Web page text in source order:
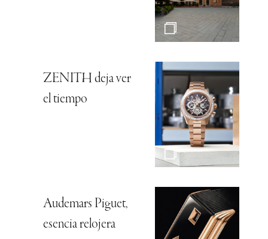
ZENITH deja ver
el tiempo
Audemars Piguet,
esencia relojera